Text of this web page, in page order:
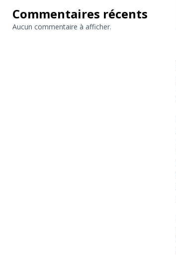
Commentaires récents
Aucun commentaire à afficher.